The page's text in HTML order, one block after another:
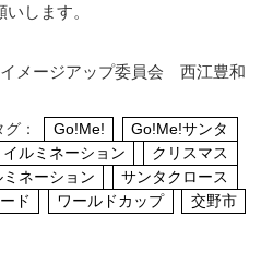
します。
イメージアップ委員会 西江豊和
グ： Go!Me!
Go!Me!サンタ
イルミネーション
クリスマス
ネーション
サンタクロース
ド
ワールドカップ 交野市